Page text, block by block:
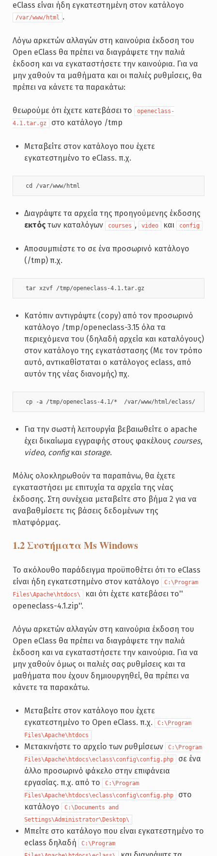
eClass είναι ήδη εγκατεστημένη στον κατάλογο
/var/www/html .
Λόγω αρκετών αλλαγών στη καινούρια έκδοση του
Open eClass θα πρέπει να διαγράψετε την παλιά
έκδοση και να εγκαταστήσετε την καινούρια. Για να
μην χαθούν τα μαθήματα και οι παλιές ρυθμίσεις, θα
πρέπει να κάνετε τα παρακάτω:
θεωρούμε ότι έχετε κατεβάσει το
openeclass-
4.1.tar.gz
στο κατάλογο /tmp
Μεταβείτε στον κατάλογο που έχετε
εγκατεστημένο το eClass. π.χ.
  cd /var/www/html
Διαγράψτε τα αρχεία της προηγούμενης έκδοσης
εκτόςτων καταλόγων courses , video και config
Αποσυμπιέστε το σε ένα προσωρινό κατάλογο
(/tmp) π.χ.
  tar xzvf /tmp/openeclass-4.1.tar.gz
Κατόπιν αντιγράψτε (copy) από τον προσωρινό
κατάλογο /tmp/openeclass-3.15 όλα τα
περιεχόμενα του (δηλαδή αρχεία και καταλόγους)
στον κατάλογο της εγκατάστασης (Με τον τρόπο
αυτό, αντικαθίσταται ο κατάλογος eclass, από
αυτόν της νέας διανομής) πχ.
  cp -a /tmp/openeclass-4.1/*  /var/www/html/eclass/
Για την σωστή λειτουργία βεβαιωθείτε ο apache
έχει δικαίωμα εγγραφής στους φακέλους courses,
video, configκαι storage.
Μόλις ολοκληρωθούν τα παραπάνω, θα έχετε
εγκαταστήσει με επιτυχία τα αρχεία της νέας
έκδοσης. Στη συνέχεια μεταβείτε στο βήμα 2 για να
αναβαθμίσετε τις βάσεις δεδομένων της
πλατφόρμας.
1.2 Συστήματα Ms Windows
Το ακόλουθο παράδειγμα προϋποθέτει ότι το eClass
είναι ήδη εγκατεστημένο στον κατάλογο
C:\Program
Files\Apache\htdocs\
και ότι έχετε κατεβάσει το''
openeclass-4.1.zip''.
Λόγω αρκετών αλλαγών στη καινούρια έκδοση του
Open eClass θα πρέπει να διαγράψετε την παλιά
έκδοση και να εγκαταστήσετε την καινούρια. Για να
μην χαθούν όμως οι παλιές σας ρυθμίσεις και τα
μαθήματα που έχουν δημιουργηθεί, θα πρέπει να
κάνετε τα παρακάτω.
Μεταβείτε στον κατάλογο που έχετε
εγκατεστημένο το Open eClass. π.χ.
C:\Program
Files\Apache\htdocs
Μετακινήστε το αρχείο των ρυθμίσεων
C:\Program
Files\Apache\htdocs\eclass\config\config.php
σε ένα
άλλο προσωρινό φάκελο στην επιφάνεια
εργασίας. π.χ. από το
C:\Program
Files\Apache\htdocs\eclass\config\config.php
στο
κατάλογο
C:\Documents and
Settings\Administrator\Desktop\
Μπείτε στο κατάλογο που είναι εγκατεστημένο το
eclass δηλαδή
C:\Program